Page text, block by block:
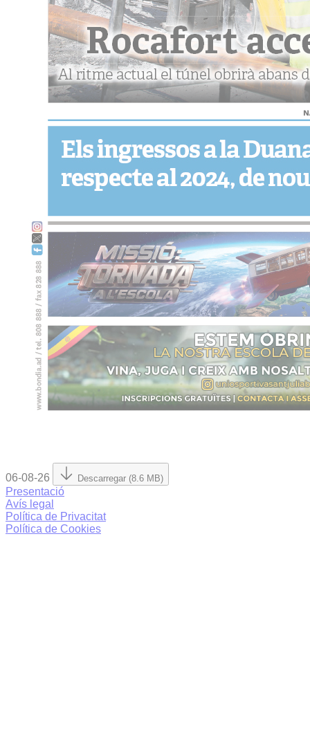
06-08-26 Descarregar (8.6 MB)
Presentació
Avís legal
Política de Privacitat
Política de Cookies